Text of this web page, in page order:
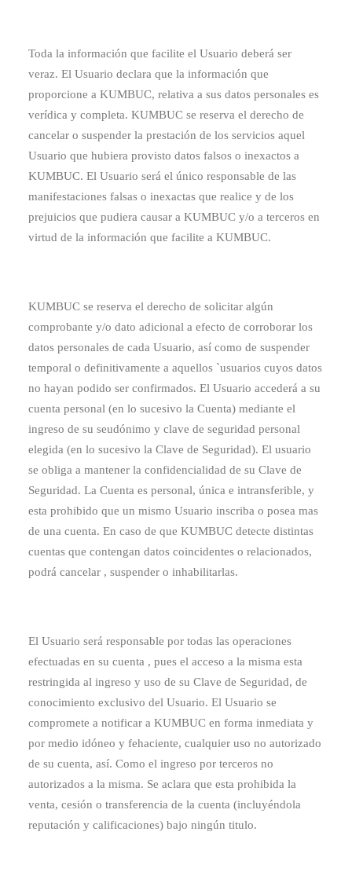
Toda la información que facilite el Usuario deberá ser
veraz. El Usuario declara que la información que
proporcione a KUMBUC, relativa a sus datos personales es
verídica y completa. KUMBUC se reserva el derecho de
cancelar o suspender la prestación de los servicios aquel
Usuario que hubiera provisto datos falsos o inexactos a
KUMBUC. El Usuario será el único responsable de las
manifestaciones falsas o inexactas que realice y de los
prejuicios que pudiera causar a KUMBUC y/o a terceros en
virtud de la información que facilite a KUMBUC.
KUMBUC se reserva el derecho de solicitar algún
comprobante y/o dato adicional a efecto de corroborar los
datos personales de cada Usuario, así como de suspender
temporal o definitivamente a aquellos `usuarios cuyos datos
no hayan podido ser confirmados. El Usuario accederá a su
cuenta personal (en lo sucesivo la Cuenta) mediante el
ingreso de su seudónimo y clave de seguridad personal
elegida (en lo sucesivo la Clave de Seguridad). El usuario
se obliga a mantener la confidencialidad de su Clave de
Seguridad. La Cuenta es personal, única e intransferible, y
esta prohibido que un mismo Usuario inscriba o posea mas
de una cuenta. En caso de que KUMBUC detecte distintas
cuentas que contengan datos coincidentes o relacionados,
podrá cancelar , suspender o inhabilitarlas.
El Usuario será responsable por todas las operaciones
efectuadas en su cuenta , pues el acceso a la misma esta
restringida al ingreso y uso de su Clave de Seguridad, de
conocimiento exclusivo del Usuario. El Usuario se
compromete a notificar a KUMBUC en forma inmediata y
por medio idóneo y fehaciente, cualquier uso no autorizado
de su cuenta, así. Como el ingreso por terceros no
autorizados a la misma. Se aclara que esta prohibida la
venta, cesión o transferencia de la cuenta (incluyéndola
reputación y calificaciones) bajo ningún titulo.